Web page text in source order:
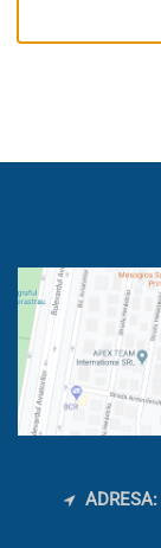
ADRESA: